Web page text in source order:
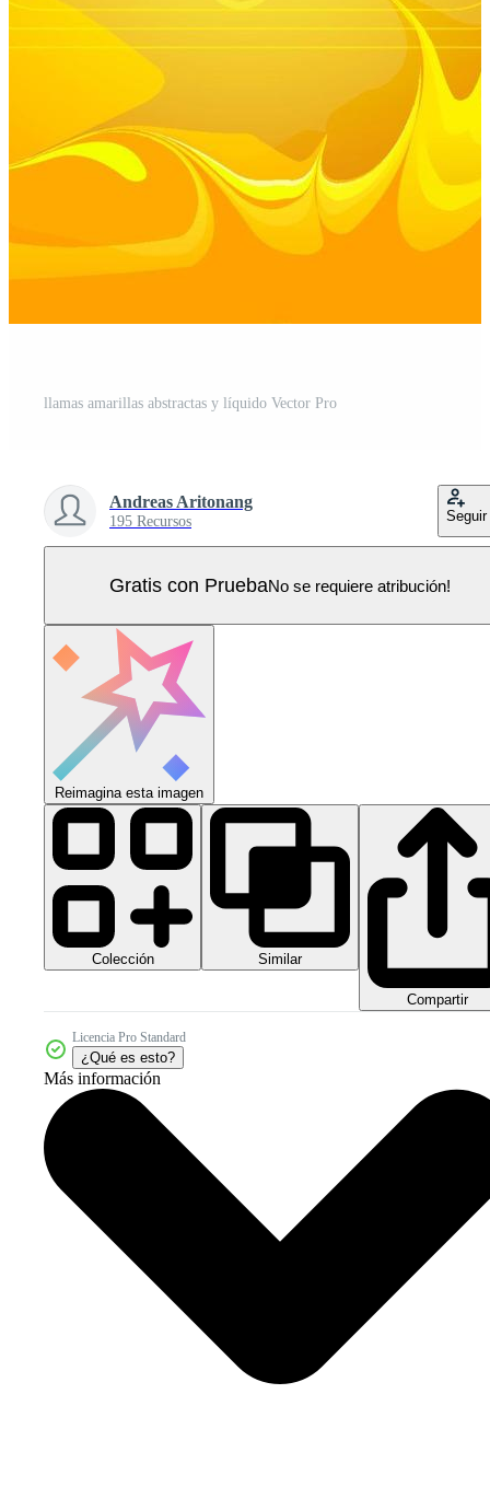
llamas amarillas abstractas y líquido Vector Pro
Andreas Aritonang
195 Recursos Seguir
Gratis con PruebaNo se requiere atribución!
Reimagina esta imagen
Colección Similar
Compartir
Licencia Pro Standard
¿Qué es esto?
Más información